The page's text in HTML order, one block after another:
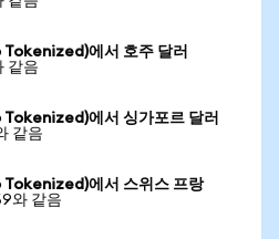
에서 호주 달러
같음
에서 싱가포르 달러
같음
에서 스위스 프랑
와 같음